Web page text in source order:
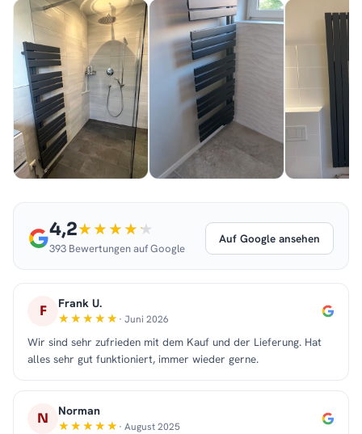
4,2
393 Bewertungen auf Google
Auf Google ansehen
F Frank U.
· Juni 2026
Wir sind sehr zufrieden mit dem Kauf und der Lieferung. Hat
alles sehr gut funktioniert, immer wieder gerne.
N Norman
· August 2025